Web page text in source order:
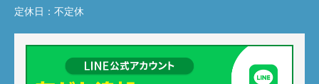
定休日： 不定休